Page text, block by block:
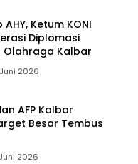
Ketum KONI
Diplomasi
Kalbar
2026
AFP Kalbar
Besar Tembus
2026